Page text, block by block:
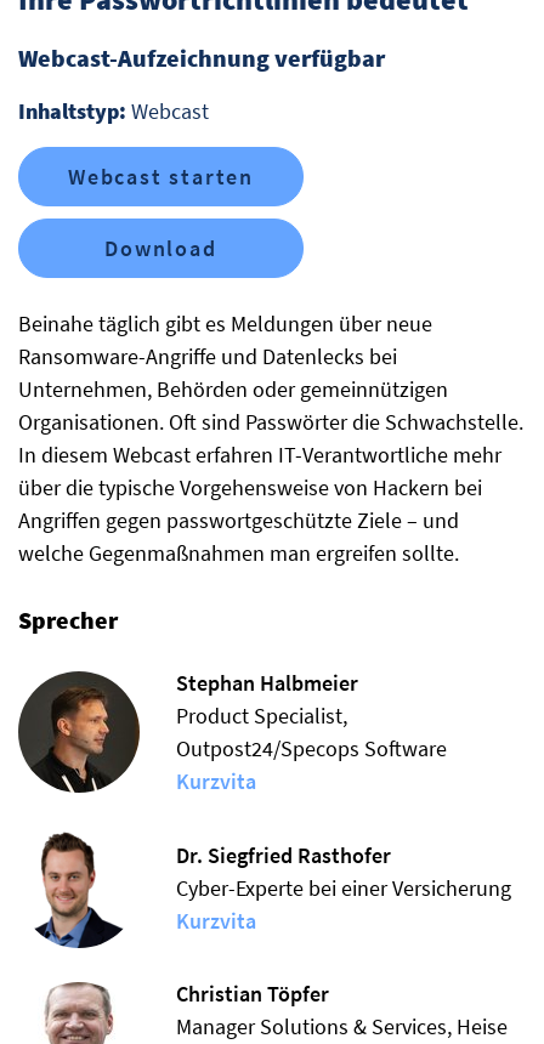
Beinahe täglich gibt es Meldungen über neue
Ransomware-Angriffe und Datenlecks bei
Unternehmen, Behörden oder gemeinnützigen
Organisationen. Oft sind Passwörter die Schwachstelle.
In diesem Webcast erfahren IT-Verantwortliche mehr
über die typische Vorgehensweise von Hackern bei
Angriffen gegen passwortgeschützte Ziele – und
welche Gegenmaßnahmen man ergreifen sollte.
Sprecher
Stephan Halbmeier
Product Specialist,
Outpost24/Specops Software
Kurzvita
Dr. Siegfried Rasthofer
Cyber-Experte bei einer Versicherung
Kurzvita
Christian Töpfer
Manager Solutions & Services, Heise
Webcast-Aufzeichnung verfügbar
Inhaltstyp: Webcast
Webcast starten
Download